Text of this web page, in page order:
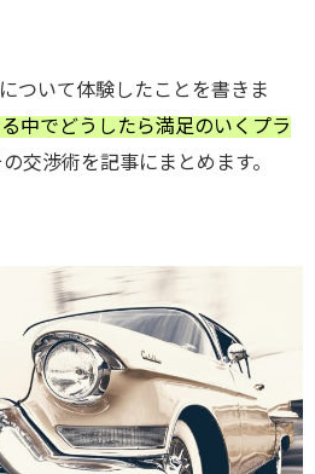
ついて体験したことを書きま
中でどうしたら満足のいくプラ
の交渉術を記事にまとめます。